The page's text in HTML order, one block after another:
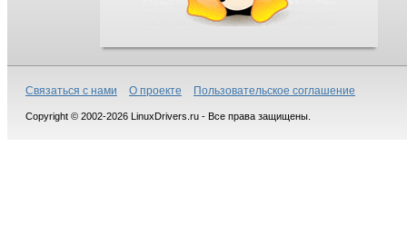
Связаться с нами О проекте Пользовательское соглашение
Copyright © 2002-2026 LinuxDrivers.ru - Все права защищены.